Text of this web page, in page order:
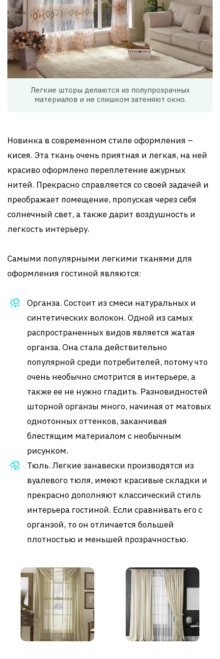
Легкие шторы делаются из полупрозрачных
материалов и не слишком затеняют окно.
Новинка в современном стиле оформления –
кисея. Эта ткань очень приятная и легкая, на ней
красиво оформлено переплетение ажурных
нитей. Прекрасно справляется со своей задачей и
преображает помещение, пропуская через себя
солнечный свет, а также дарит воздушность и
легкость интерьеру.
Самыми популярными легкими тканями для
оформления гостиной являются:
Органза. Состоит из смеси натуральных и
синтетических волокон. Одной из самых
распространенных видов является жатая
органза. Она стала действительно
популярной среди потребителей, потому что
очень необычно смотрится в интерьере, а
также ее не нужно гладить. Разновидностей
шторной органзы много, начиная от матовых
однотонных оттенков, заканчивая
блестящим материалом с необычным
рисунком.
Тюль. Легкие занавески производятся из
вуалевого тюля, имеют красивые складки и
прекрасно дополняют классический стиль
интерьера гостиной. Если сравнивать его с
органзой, то он отличается большей
плотностью и меньшей прозрачностью.